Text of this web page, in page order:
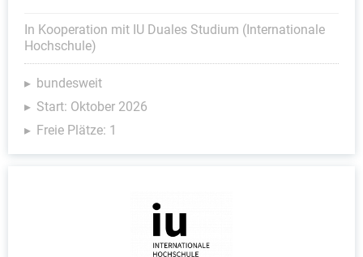
In Kooperation mit IU Duales Studium (Internationale
Hochschule)
bundesweit
Start: Oktober 2026
Freie Plätze: 1